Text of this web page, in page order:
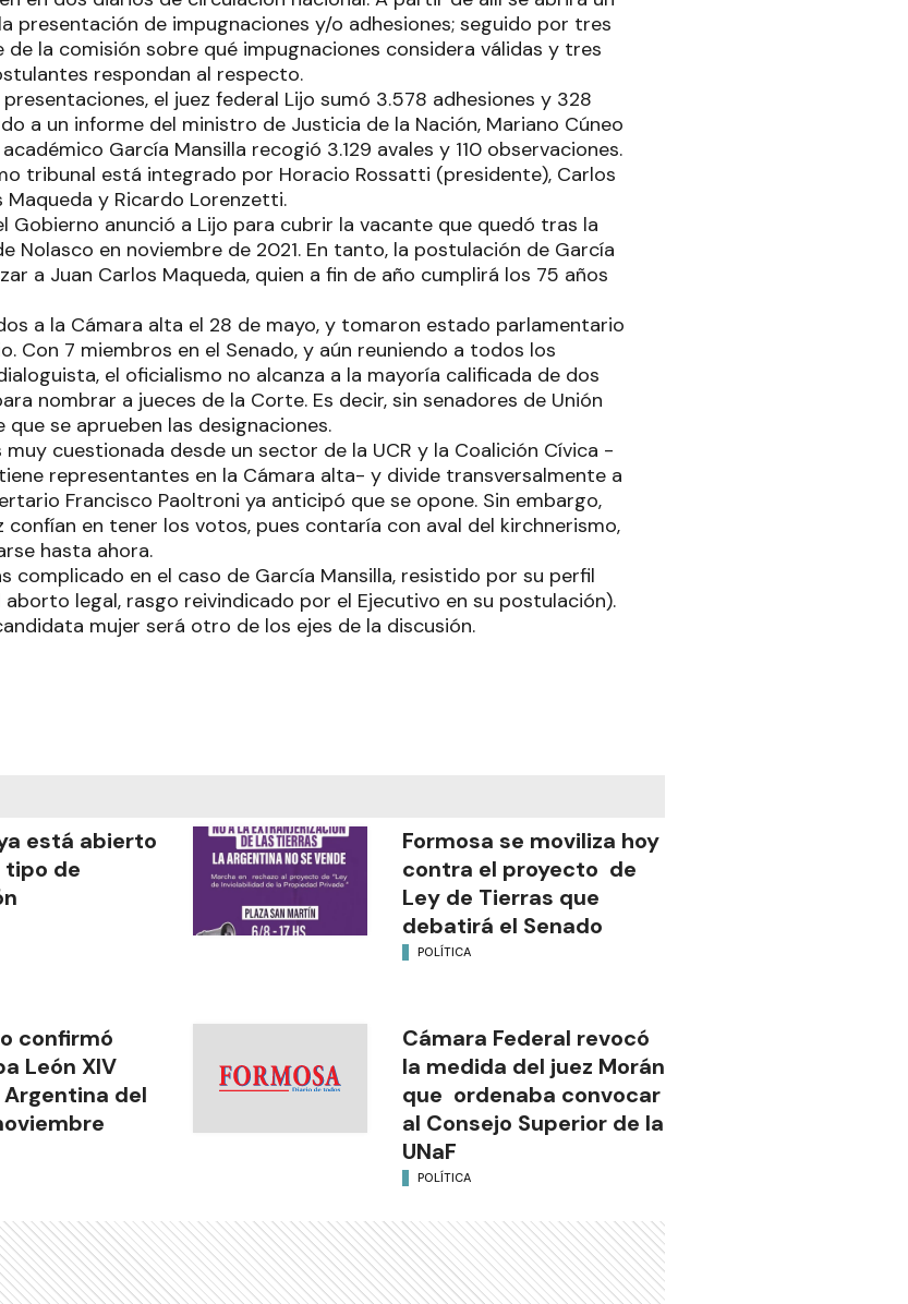
presentación de impugnaciones y/o adhesiones; seguido por tres
la comisión sobre qué impugnaciones considera válidas y tres
respondan al respecto.
el juez federal Lijo sumó 3.578 adhesiones y 328
a un informe del ministro de Justicia de la Nación, Mariano Cúneo
García Mansilla recogió 3.129 avales y 110 observaciones.
tribunal está integrado por Horacio Rossatti (presidente), Carlos
Maqueda y Ricardo Lorenzetti.
Gobierno anunció a Lijo para cubrir la vacante que quedó tras la
Nolasco en noviembre de 2021. En tanto, la postulación de García
a Juan Carlos Maqueda, quien a fin de año cumplirá los 75 años
a la Cámara alta el 28 de mayo, y tomaron estado parlamentario
Con 7 miembros en el Senado, y aún reuniendo a todos los
el oficialismo no alcanza a la mayoría calificada de dos
nombrar a jueces de la Corte. Es decir, sin senadores de Unión
se aprueben las designaciones.
cuestionada desde un sector de la UCR y la Coalición Cívica -
representantes en la Cámara alta- y divide transversalmente a
Francisco Paoltroni ya anticipó que se opone. Sin embargo,
confían en tener los votos, pues contaría con aval del kirchnerismo,
hasta ahora.
complicado en el caso de García Mansilla, resistido por su perfil
legal, rasgo reivindicado por el Ejecutivo en su postulación).
mujer será otro de los ejes de la discusión.
está abierto
de
Formosa se moviliza hoy
contra el proyecto de
Ley de Tierras que
debatirá el Senado
POLÍTICA
confirmó
León XIV
del
Cámara Federal revocó
la medida del juez Morán
que ordenaba convocar
al Consejo Superior de la
UNaF
POLÍTICA